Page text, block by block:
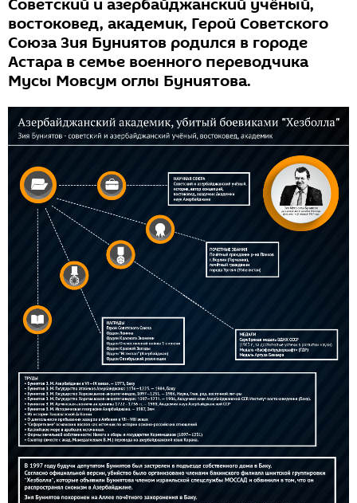
Советский и азербайджанский учёный,
востоковед, академик, Герой Советского
Союза Зия Буниятов родился в городе
Астара в семье военного переводчика
Мусы Мовсум оглы Буниятова.